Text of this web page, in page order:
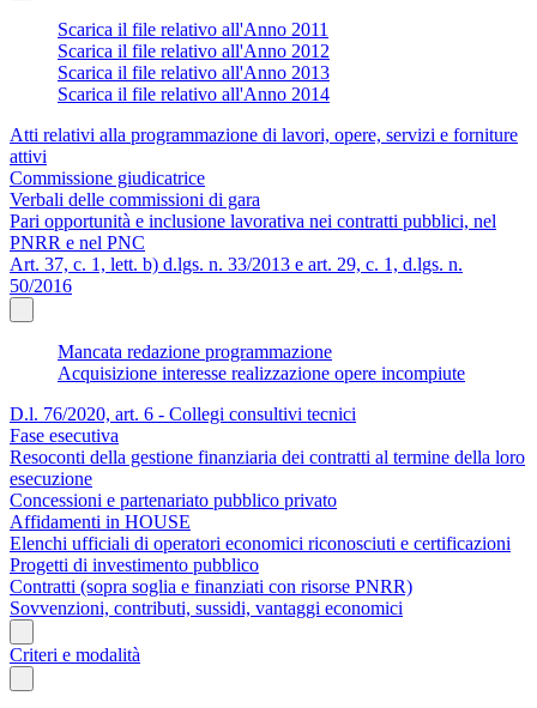
Scarica il file relativo all'Anno 2011
Scarica il file relativo all'Anno 2012
Scarica il file relativo all'Anno 2013
Scarica il file relativo all'Anno 2014
Atti relativi alla programmazione di lavori, opere, servizi e forniture
attivi
Commissione giudicatrice
Verbali delle commissioni di gara
Pari opportunità e inclusione lavorativa nei contratti pubblici, nel
PNRR e nel PNC
Art. 37, c. 1, lett. b) d.lgs. n. 33/2013 e art. 29, c. 1, d.lgs. n.
50/2016
Mancata redazione programmazione
Acquisizione interesse realizzazione opere incompiute
D.l. 76/2020, art. 6 - Collegi consultivi tecnici
Fase esecutiva
Resoconti della gestione finanziaria dei contratti al termine della loro
esecuzione
Concessioni e partenariato pubblico privato
Affidamenti in HOUSE
Elenchi ufficiali di operatori economici riconosciuti e certificazioni
Progetti di investimento pubblico
Contratti (sopra soglia e finanziati con risorse PNRR)
Sovvenzioni, contributi, sussidi, vantaggi economici
Criteri e modalità